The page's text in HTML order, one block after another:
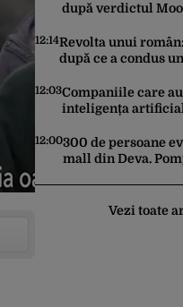
după verdictul
Cotroceni”
12:14Revolta unui
după ce a condus
euro: „Vi se pare
12:03Companiile care
inteligența
Amazon sau
12:00300 de persoane
mall din Deva.
Vezi toate